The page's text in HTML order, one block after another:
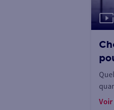
Voir